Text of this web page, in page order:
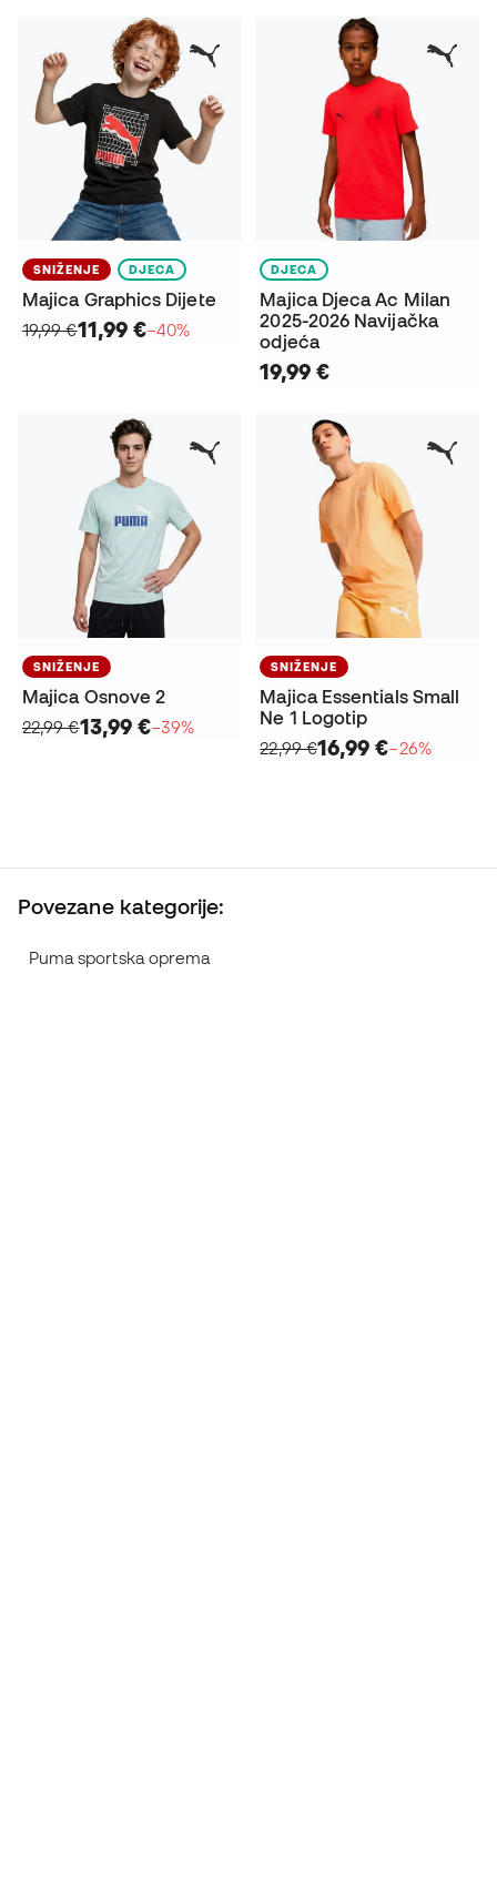
SNIŽENJE DJECA
Majica Graphics Dijete
19,99 €11,99 €−40%
DJECA
Majica Djeca Ac Milan
2025-2026 Navijačka
odjeća
19,99 €
SNIŽENJE
Majica Osnove 2
22,99 €13,99 €−39%
SNIŽENJE
Majica Essentials Small
Ne 1 Logotip
22,99 €16,99 €−26%
Povezane kategorije:
Puma sportska oprema